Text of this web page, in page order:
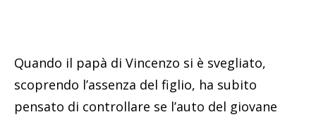
Quando il papà di Vincenzo si è svegliato,
scoprendo l’assenza del figlio, ha subito
pensato di controllare se l’auto del giovane